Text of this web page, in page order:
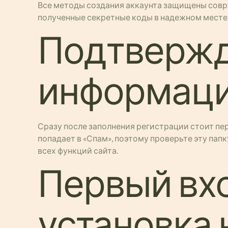
Все методы создания аккаунта защищены
полученные секретные коды в надежном
Сразу после заполнения регистрации стоит
попадает в «Спам», поэтому проверьте эту
всех функций сайта.
Первый